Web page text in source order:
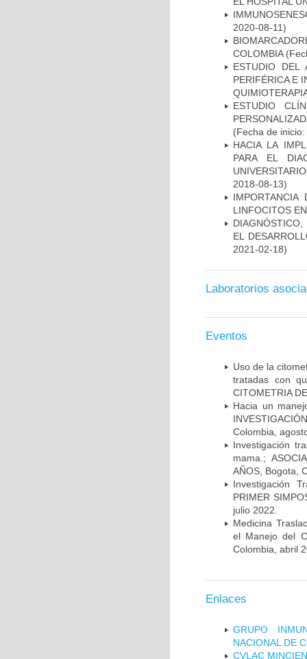
2020-08-11)
COLOMBIA
ESTUDIO DEL
PERIFÉRICA E
ESTUDIO
(Fecha de
HACIA LA
PARA EL
2018-08-13)
LINFOCITOS
EL
2021-02-18)
Laboratorios
Eventos
Uso de la
tratadas con
CITOMETRIA
Hacia un
Colombia,
Investigación
mama.;
AÑOS, Bogota,
Investigación
PRIMER
julio 2022.
Medicina
el Manejo del
Colombia, abril
Enlaces
GRUPO
NACIONAL DE
CVLAC